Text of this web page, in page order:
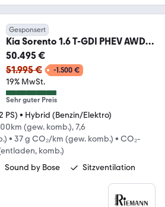
Gesponsert
Kia Sorento 1.6 T-GDI PHEV AWD
Plug&Ride + 360°-Kame
50.495 €
51.995 €
-1.500 €
19% MwSt.
Sehr guter Preis
PS) • Hybrid (Benzin/Elektro)
(gew. komb.), 7,6
• 37 g CO₂/km (gew. komb.) • CO₂-
komb.)
Sound by Bose Sitzventilation